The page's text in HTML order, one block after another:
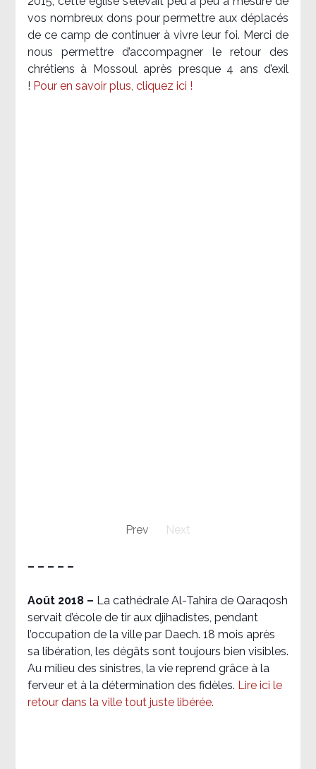
vos nombreux dons pour permettre aux déplacés
de ce camp de continuer à vivre leur foi. Merci de
nous permettre d’accompagner le retour des
chrétiens à Mossoul après presque 4 ans d’exil
! Pour en savoir plus, cliquez ici !
Prev Next
– – – – –
Août 2018 – La cathédrale Al-Tahira de Qaraqosh
servait d’école de tir aux djihadistes, pendant
l’occupation de la ville par Daech. 18 mois après
sa libération, les dégâts sont toujours bien visibles.
Au milieu des sinistres, la vie reprend grâce à la
ferveur et à la détermination des fidèles. Lire ici le
retour dans la ville tout juste libérée.